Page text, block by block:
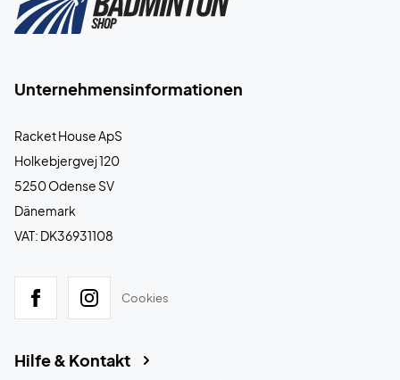
Unternehmensinformationen
Racket House ApS
Holkebjergvej 120
5250 Odense SV
Dänemark
VAT: DK36931108
Cookies
Hilfe & Kontakt